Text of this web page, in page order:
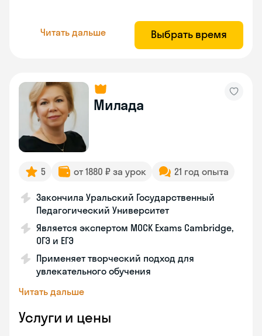
Читать дальше Выбрать время
Милада
5 от 1880 ₽ за урок 21 год опыта
Закончила Уральский Государственный
Педагогический Университет
Является экспертом MOCK Exams Cambridge,
ОГЭ и ЕГЭ
Применяет творческий подход для
увлекательного обучения
Читать дальше
Услуги и цены